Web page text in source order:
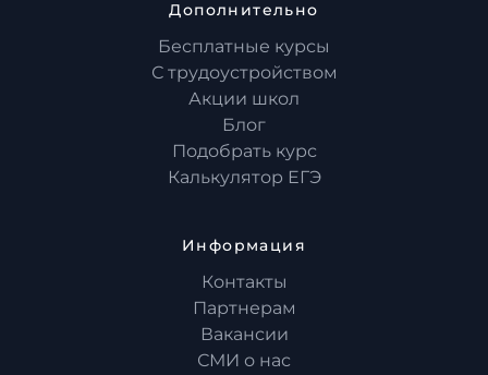
Дополнительно
Бесплатные курсы
С трудоустройством
Акции школ
Блог
Подобрать курс
Калькулятор ЕГЭ
Информация
Контакты
Партнерам
Вакансии
СМИ о нас